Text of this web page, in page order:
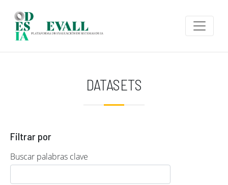
DATASETS
Filtrar por
Buscar palabras clave